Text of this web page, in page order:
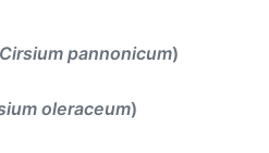
Cirsium pannonicum)
oleraceum)